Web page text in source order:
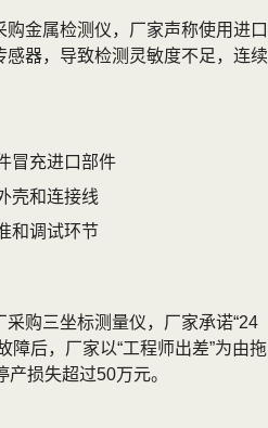
购金属检测仪，厂家声称使用进口
器，导致检测灵敏度不足，连续
冒充进口部件
壳和连接线
和调试环节
采购三坐标测量仪，厂家承诺“24
障后，厂家以“工程师出差”为由拖
损失超过50万元。